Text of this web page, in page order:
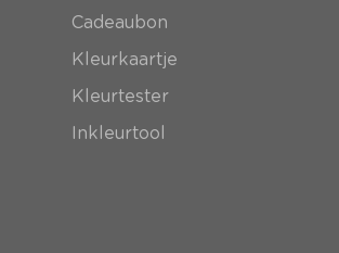
Cadeaubon
Kleurkaartje
Kleurtester
Inkleurtool